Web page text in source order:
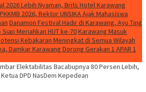
2026 Lebih Nyaman, Brits Hotel Karawang
2026, Rektor UNSIKA Ajak Mahasiswa
Danamon Festival Hadir di Karawang, Ayu Ting
Meriahkan HUT ke-70Karawang Masuk
Kebakaran Meningkat di Semua Wilayah
Damkar Karawang Dorong Gerakan 1 APAR 1
Elektabilitas Bacabupnya 80 Persen Lebih,
DPD NasDem Kepedean